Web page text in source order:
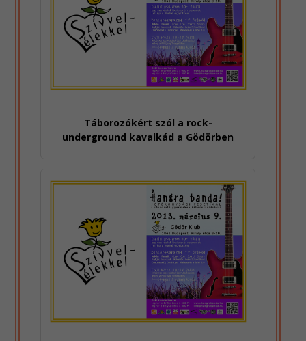
Táborozókért szól a rock-
underground kavalkád a Gödörben